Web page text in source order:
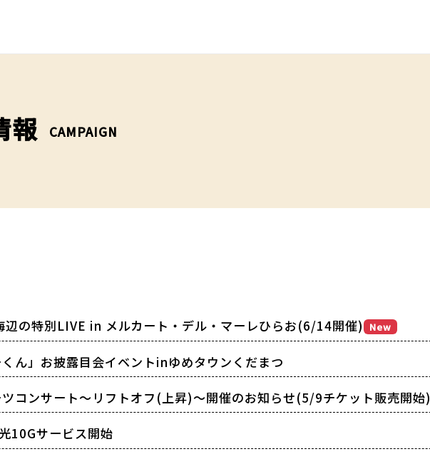
報 CAMPAIGN
辺の特別LIVE in メルカート・デル・マーレひらお(6/14開催) New
くん」お披露目会イベントinゆめタウンくだまつ
コンサート～リフトオフ(上昇)～開催のお知らせ(5/9チケット販売開始)
10Gサービス開始